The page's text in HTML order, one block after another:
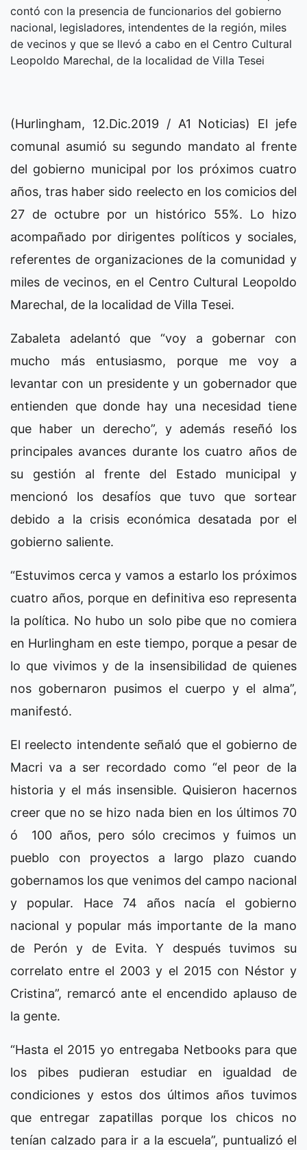
contó con la presencia de funcionarios del gobierno
nacional, legisladores, intendentes de la región, miles
de vecinos y que se llevó a cabo en el Centro Cultural
Leopoldo Marechal, de la localidad de Villa Tesei
(Hurlingham, 12.Dic.2019 / A1 Noticias) El jefe
comunal asumió su segundo mandato al frente
del gobierno municipal por los próximos cuatro
años, tras haber sido reelecto en los comicios del
27 de octubre por un histórico 55%. Lo hizo
acompañado por dirigentes políticos y sociales,
referentes de organizaciones de la comunidad y
miles de vecinos, en el Centro Cultural Leopoldo
Marechal, de la localidad de Villa Tesei.
Zabaleta adelantó que “voy a gobernar con
mucho más entusiasmo, porque me voy a
levantar con un presidente y un gobernador que
entienden que donde hay una necesidad tiene
que haber un derecho”, y además reseñó los
principales avances durante los cuatro años de
su gestión al frente del Estado municipal y
mencionó los desafíos que tuvo que sortear
debido a la crisis económica desatada por el
gobierno saliente.
“Estuvimos cerca y vamos a estarlo los próximos
cuatro años, porque en definitiva eso representa
la política. No hubo un solo pibe que no comiera
en Hurlingham en este tiempo, porque a pesar de
lo que vivimos y de la insensibilidad de quienes
nos gobernaron pusimos el cuerpo y el alma”,
manifestó.
El reelecto intendente señaló que el gobierno de
Macri va a ser recordado como “el peor de la
historia y el más insensible. Quisieron hacernos
creer que no se hizo nada bien en los últimos 70
ó 100 años, pero sólo crecimos y fuimos un
pueblo con proyectos a largo plazo cuando
gobernamos los que venimos del campo nacional
y popular. Hace 74 años nacía el gobierno
nacional y popular más importante de la mano
de Perón y de Evita. Y después tuvimos su
correlato entre el 2003 y el 2015 con Néstor y
Cristina”, remarcó ante el encendido aplauso de
la gente.
“Hasta el 2015 yo entregaba Netbooks para que
los pibes pudieran estudiar en igualdad de
condiciones y estos dos últimos años tuvimos
que entregar zapatillas porque los chicos no
tenían calzado para ir a la escuela”, puntualizó el